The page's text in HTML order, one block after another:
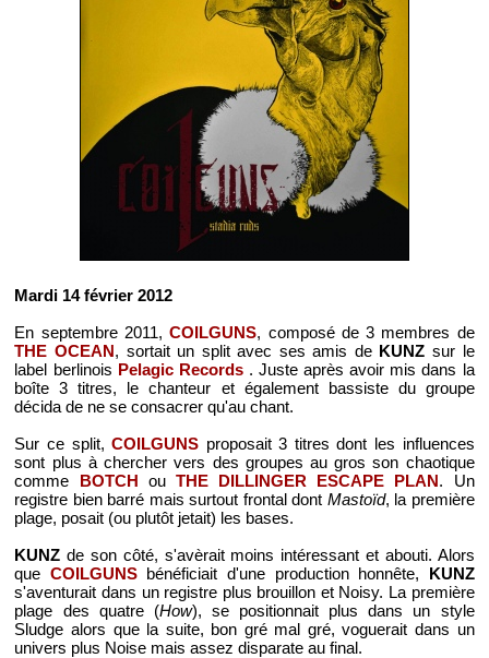
Mardi 14 février 2012
En septembre 2011,COILGUNS, composé de 3 membres de
THE OCEAN, sortait un split avec ses amis de KUNZ sur le
label berlinois Pelagic Records. Juste après avoir mis dans la
boîte 3 titres, le chanteur et également bassiste du groupe
décida de ne se consacrer qu'au chant.
Sur ce split,COILGUNS proposait 3 titres dont les influences
sont plus à chercher vers des groupes au gros son chaotique
comme BOTCH ou THE DILLINGER ESCAPE PLAN. Un
registre bien barré mais surtout frontal dont Mastoïd, la première
plage, posait (ou plutôt jetait) les bases.
KUNZ de son côté, s'avèrait moins intéressant et abouti. Alors
que COILGUNSbénéficiait d'une production honnête, KUNZ
s'aventurait dans un registre plus brouillon et Noisy. La première
plage des quatre (How), se positionnait plus dans un style
Sludge alors que la suite, bon gré mal gré, voguerait dans un
univers plus Noise mais assez disparate au final.